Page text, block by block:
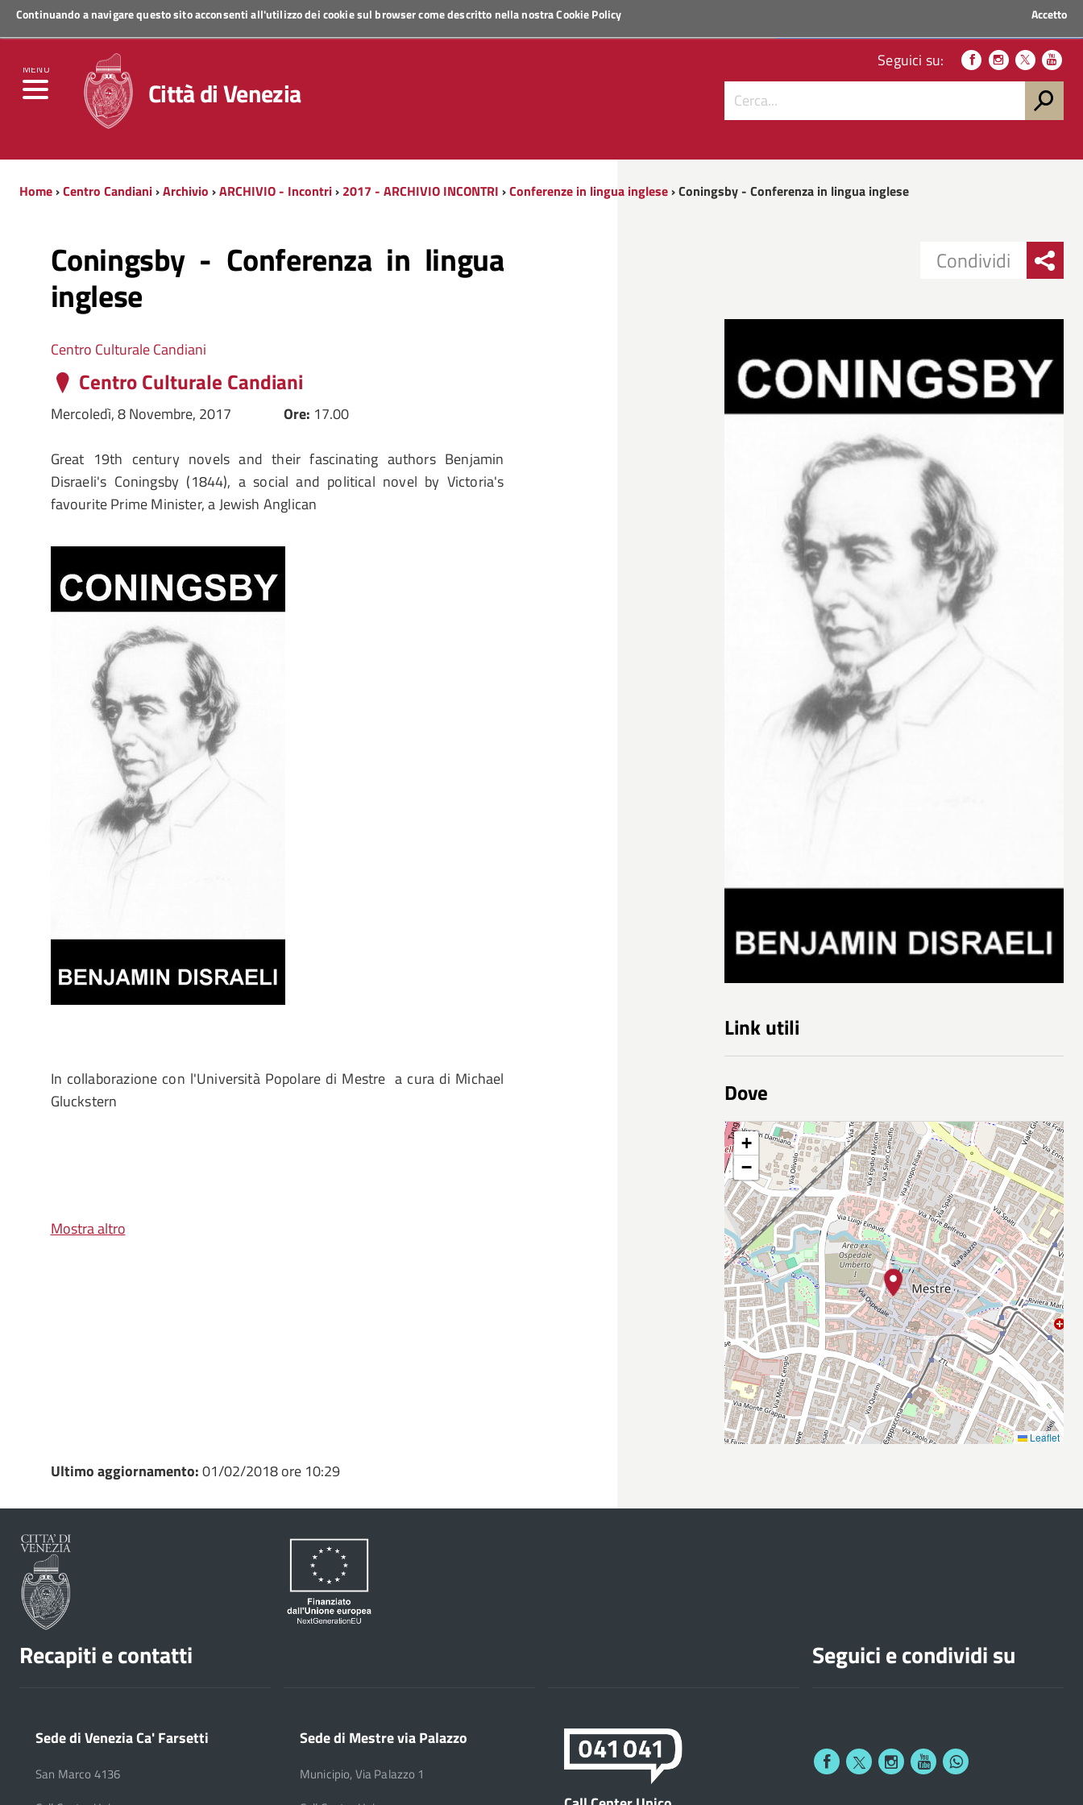
Continuando a navigare questo sito acconsenti all'utilizzo dei cookie sul browser come descritto nella nostraCookie Policy Accetto
MENU
Regione Veneto
Città di Venezia
Seguici su:
Home›Centro Candiani›Archivio ›ARCHIVIO - Incontri› 2017 - ARCHIVIO INCONTRI ›Conferenze in lingua inglese› Coningsby - Conferenza in lingua inglese
Coningsby - Conferenza in lingua
inglese
Centro Culturale Candiani
Centro Culturale Candiani
Mercoledì, 8 Novembre, 2017 Ore: 17.00
Great 19th century novels and their fascinating authors Benjamin
Disraeli's Coningsby (1844), a social and political novel by Victoria's
favourite Prime Minister, a Jewish Anglican
In collaborazione con l'Università Popolare di Mestre a cura di Michael
Gluckstern
Mostra altro
Condividi
Link utili
Dove
+
−
Leaflet
Ultimo aggiornamento:01/02/2018 ore 10:29
Recapiti e contatti
Sede di Venezia Ca' Farsetti
San Marco 4136
Sede di Mestre via Palazzo
Municipio, Via Palazzo 1
Seguici e condividi su